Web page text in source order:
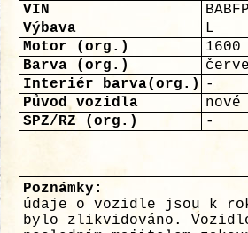
VIN
Výbava
L
Motor (org.)
1600
Barva (org.)
Interiér barva(org.)
-
Původ vozidla
nové
SPZ/RZ (org.)
-
Poznámky:
údaje o vozidle jsou k
bylo zlikvidováno.